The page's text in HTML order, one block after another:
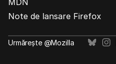
MDN
Note de lansare Firefox
Urmărește @Mozilla